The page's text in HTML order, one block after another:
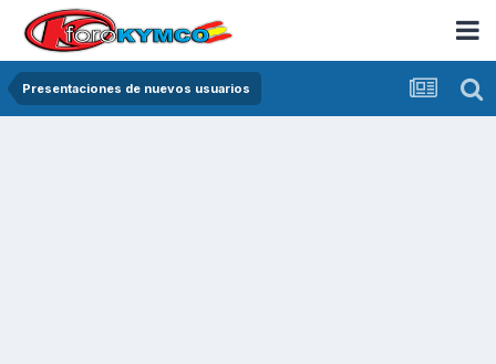
Presentaciones de nuevos usuarios